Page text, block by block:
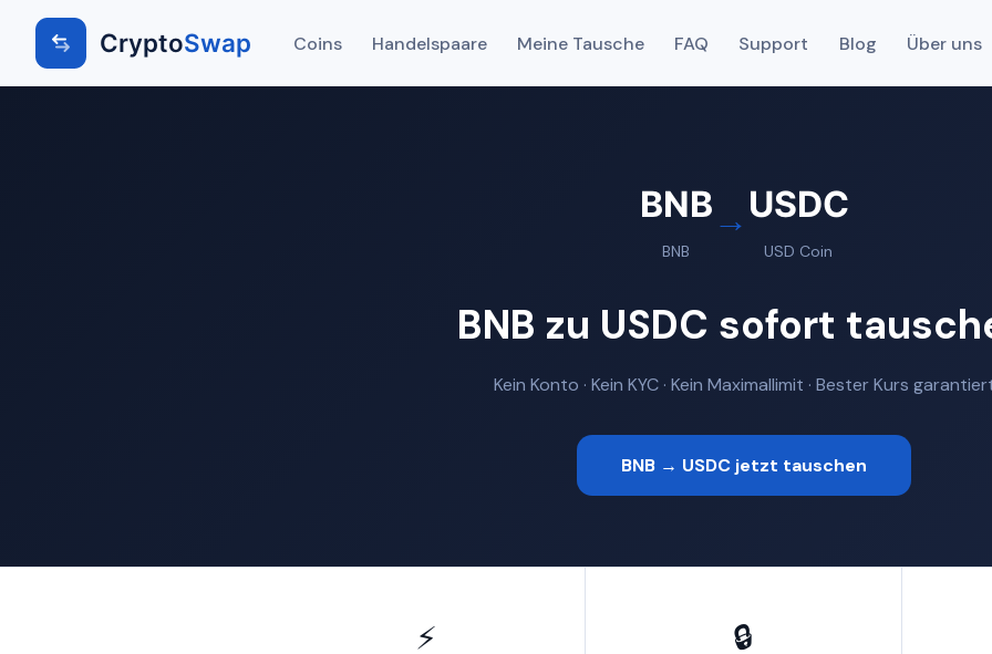
CryptoSwap Coins Handelspaare Meine Tausche FAQ Support Blog Über uns
BNB
BNB
→ USDC
USD Coin
BNB zu USDC sofort
Kein Konto · Kein KYC · Kein Maximallimit · Bester Kurs
BNB → USDC jetzt tauschen
⚡ 🔒